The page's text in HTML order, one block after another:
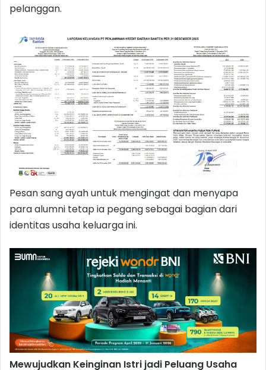
pelanggan.
Pesan sang ayah untuk mengingat dan menyapa
para alumni tetap ia pegang sebagai bagian dari
identitas usaha keluarga ini.
Mewujudkan Keinginan Istri jadi Peluang Usaha